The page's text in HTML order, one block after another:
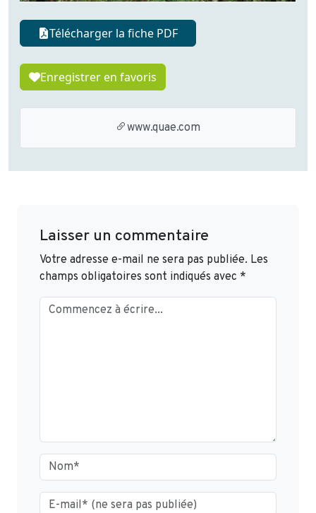
Télécharger la fiche PDF
Enregistrer en favoris
www.quae.com
Laisser un commentaire
Votre adresse e-mail ne sera pas publiée. Les
champs obligatoires sont indiqués avec *